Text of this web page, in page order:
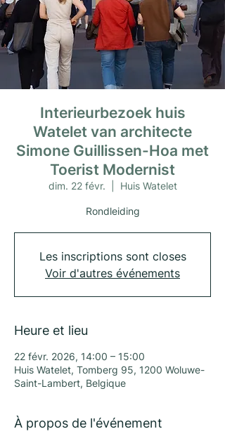
Interieurbezoek huis
Watelet van architecte
Simone Guillissen-Hoa met
Toerist Modernist
dim. 22 févr. Huis Watelet
Rondleiding
Les inscriptions sont closes
Voir d'autres événements
Heure et lieu
22 févr. 2026, 14:00 – 15:00
Huis Watelet, Tomberg 95, 1200 Woluwe-
Saint-Lambert, Belgique
À propos de l'événement